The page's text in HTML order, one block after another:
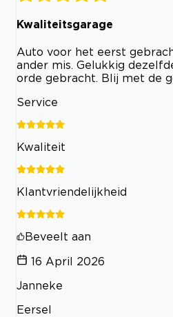
Kwaliteitsgarage
Auto voor het eerst
ander mis. Gelukkig
orde gebracht. Blij met de
Service
Kwaliteit
Klantvriendelijkheid
Beveelt aan
16 April 2026
Janneke
Eersel